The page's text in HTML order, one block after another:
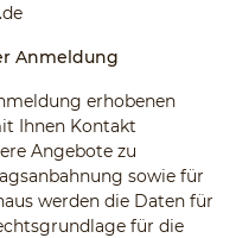
Anmeldung
erhobenen
Ihnen Kontakt
Angebote zu
sowie für
werden die Daten für
für die